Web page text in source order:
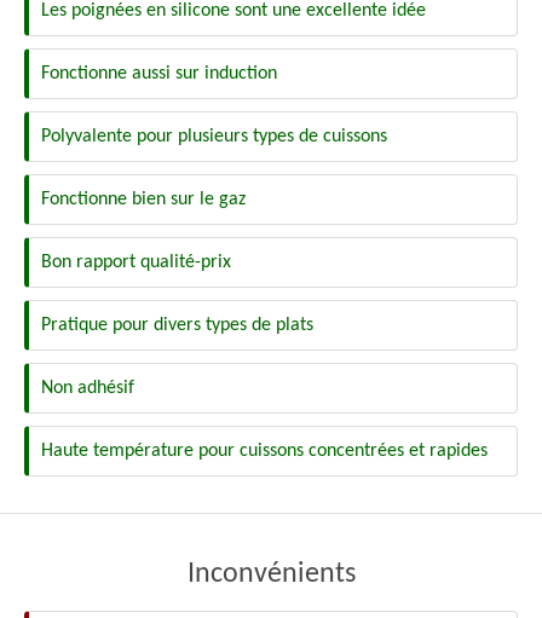
Les poignées en silicone sont une excellente idée
Fonctionne aussi sur induction
Polyvalente pour plusieurs types de cuissons
Fonctionne bien sur le gaz
Bon rapport qualité-prix
Pratique pour divers types de plats
Non adhésif
Haute température pour cuissons concentrées et rapides
Inconvénients